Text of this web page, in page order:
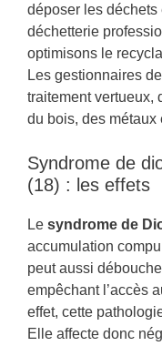
déposer les déchets
déchetterie
optimisons le
Les gestionnaires
traitement vertueux,
du bois, des métaux
Syndrome de
(18) : les effets
Le syndrome de
accumulation
peut aussi
empêchant l’accès
effet, cette
Elle affecte donc